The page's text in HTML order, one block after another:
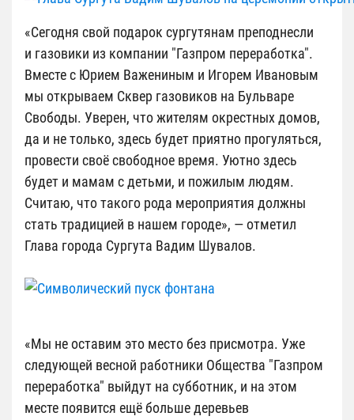
«Сегодня свой подарок сургутянам преподнесли
и газовики из компании "Газпром переработка".
Вместе с Юрием Важениным и Игорем Ивановым
мы открываем Сквер газовиков на Бульваре
Свободы. Уверен, что жителям окрестных домов,
да и не только, здесь будет приятно прогуляться,
провести своё свободное время. Уютно здесь
будет и мамам с детьми, и пожилым людям.
Считаю, что такого рода мероприятия должны
стать традицией в нашем городе», — отметил
Глава города Сургута Вадим Шувалов.
«Мы не оставим это место без присмотра. Уже
следующей весной работники Общества "Газпром
переработка" выйдут на субботник, и на этом
месте появится ещё больше деревьев